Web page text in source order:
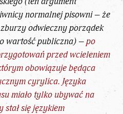
normalnej pisowni – że
odwieczny porządek
wartość publiczna) –po
przed wcieleniem
obowiązuje będąca
cyrylica. Języka
miało tylko ubywać na
się językiem